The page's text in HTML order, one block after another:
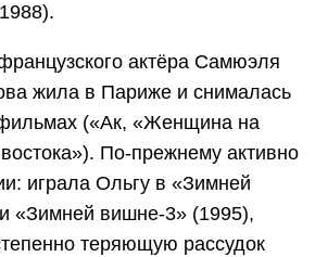
актёра Самюэля
жила в Париже и снималась
(«Ак, «Женщина на
По-прежнему активно
играла Ольгу в «Зимней
«Зимней вишне-3» (1995),
теряющую рассудок